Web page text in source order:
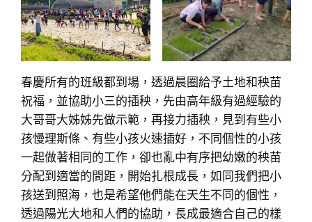
春慶所有的班級都到場，透過晨圈給予土地和秧苗
祝福，並協助小三的插秧，先由高年級有過經驗的
大哥哥大姊姊先做示範，再接力插秧，見到有些小
孩慢理斯條、有些小孩火速插好，不同個性的小孩
一起做著相同的工作，卻也亂中有序把幼嫩的秧苗
分配到適當的間距，開始扎根成長，如同我們把小
孩送到照海，也是希望他們能在天生不同的個性，
透過陽光大地和人們的協助，長成最適合自己的樣